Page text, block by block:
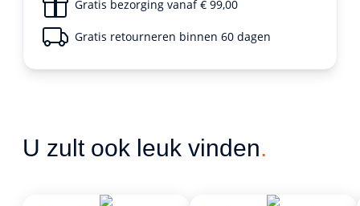
Gratis bezorging vanaf € 99,00
Gratis retourneren binnen 60 dagen
U zult ook leuk vinden.